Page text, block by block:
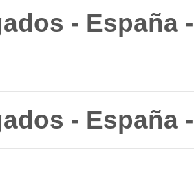
- España
- España